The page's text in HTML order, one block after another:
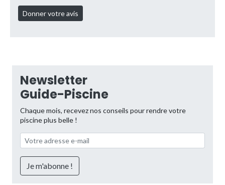
Newsletter
Guide-Piscine
Chaque mois, recevez nos conseils pour rendre votre
piscine plus belle !